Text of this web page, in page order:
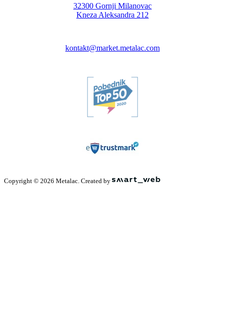
32300 Gornji Milanovac
Kneza Aleksandra 212
kontakt@market.metalac.com
Copyright © 2026 Metalac. Created by